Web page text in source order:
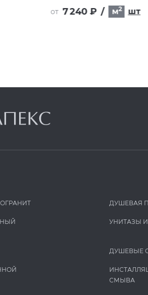
от 7 240 ₽ / м2 шт
ДУШЕВАЯ
УНИТАЗЫ
ДУШЕВЫЕ
СМЫВА